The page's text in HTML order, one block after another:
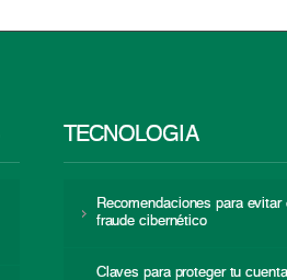
TECNOLOGÍA
Recomendaciones para evitar
fraude cibernético
Claves para proteger tu cuenta